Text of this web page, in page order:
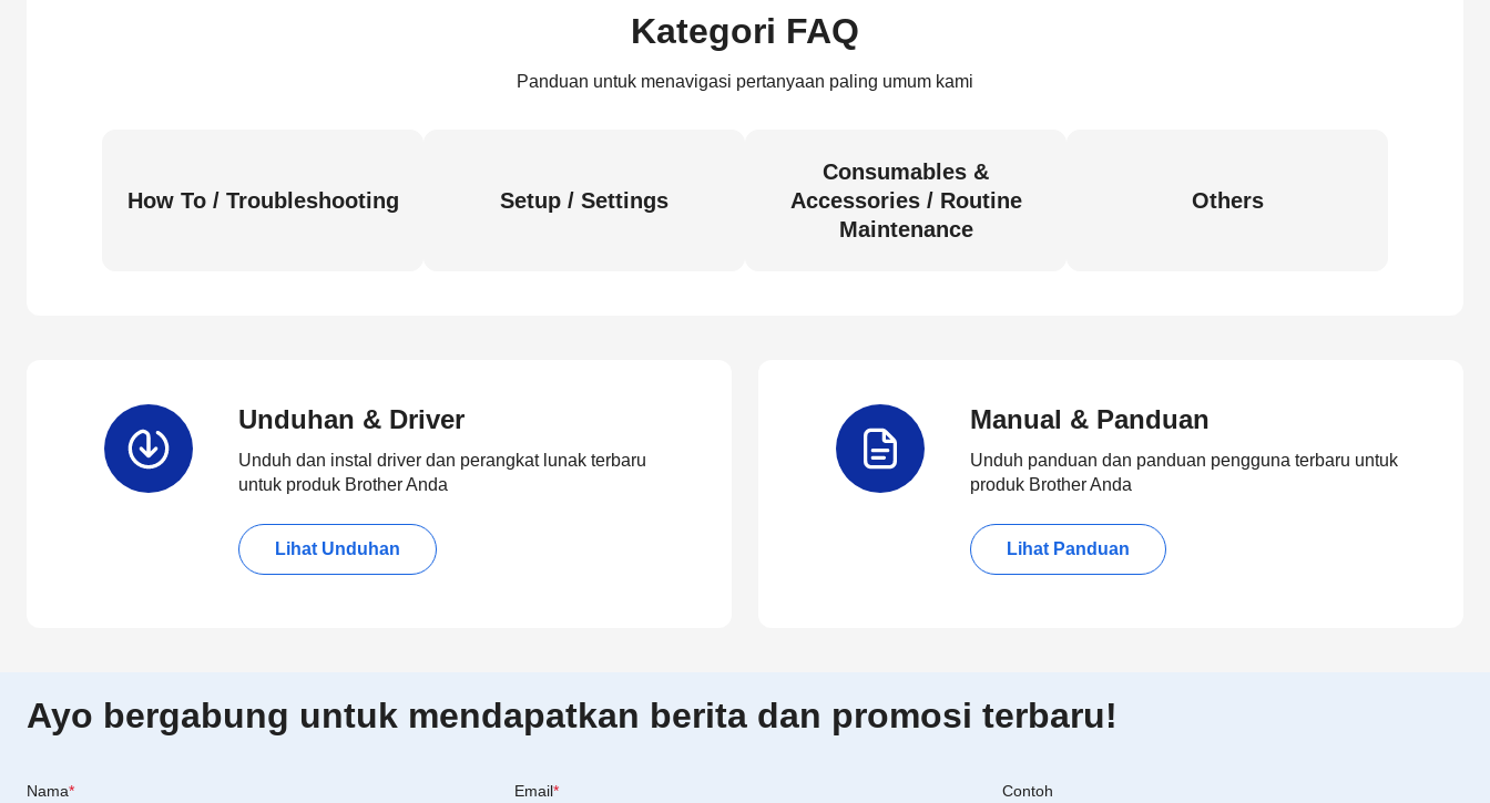
Kategori FAQ
Panduan untuk menavigasi pertanyaan paling umum kami
How To / Troubleshooting Setup / Settings
Consumables &
Accessories / Routine
Maintenance
Others
Unduhan & Driver
Unduh dan instal driver dan perangkat lunak terbaru
untuk produk Brother Anda
Lihat Unduhan
Manual & Panduan
Unduh panduan dan panduan pengguna terbaru untuk
produk Brother Anda
Lihat Panduan
Ayo bergabung untuk mendapatkan berita dan promosi terbaru!
Nama* Email* Contoh